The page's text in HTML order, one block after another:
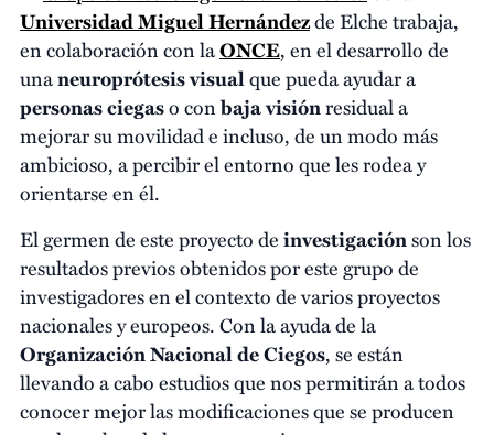
Universidad Miguel Hernándezde Elche trabaja,
en colaboración con laONCE, en el desarrollo de
unaneuroprótesis visualque pueda ayudar a
personas ciegaso conbaja visiónresidual a
mejorar su movilidad e incluso, de un modo más
ambicioso, a percibir el entorno que les rodea y
orientarse en él.
El germen de este proyecto deinvestigaciónson los
resultados previos obtenidos por este grupo de
investigadores en el contexto de varios proyectos
nacionales y europeos. Con la ayuda de la
Organización Nacional de Ciegos, se están
llevando a cabo estudios que nos permitirán a todos
conocer mejor las modificaciones que se producen